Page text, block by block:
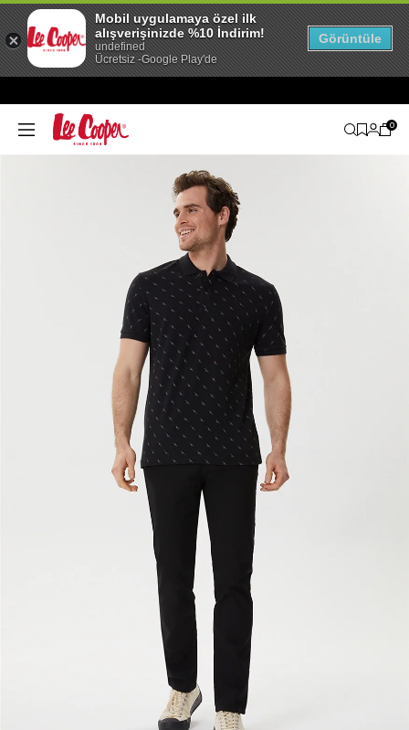
0
Mobil uygulamaya özel ilk
alışverişinizde %10 İndirim!
undefined
Ücretsiz -Google Play'de
Görüntüle